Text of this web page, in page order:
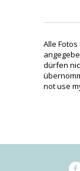
Alle
dürfen
not use